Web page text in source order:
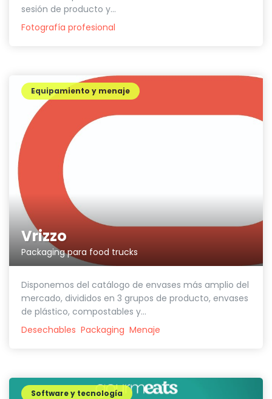
sesión de producto y...
Fotografía profesional
Vrizzo
Packaging para food trucks
Equipamiento y menaje
Disponemos del catálogo de envases más amplio del
mercado, divididos en 3 grupos de producto, envases
de plástico, compostables y...
Desechables Packaging Menaje
Software y tecnología